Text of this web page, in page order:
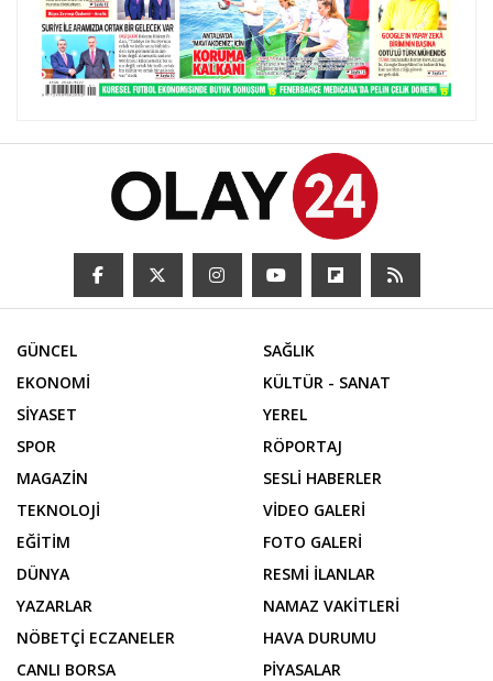
GÜNCEL
EKONOMİ
SİYASET
SPOR
MAGAZİN
TEKNOLOJİ
EĞİTİM
DÜNYA
SAĞLIK
KÜLTÜR - SANAT
YEREL
RÖPORTAJ
SESLİ HABERLER
VİDEO GALERİ
FOTO GALERİ
RESMİ İLANLAR
YAZARLAR
NÖBETÇİ ECZANELER
CANLI BORSA
NAMAZ VAKİTLERİ
HAVA DURUMU
PİYASALAR